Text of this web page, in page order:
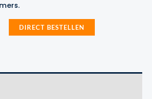
DIRECT BESTELLEN